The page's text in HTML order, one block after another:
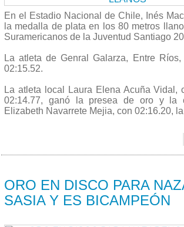
En el Estadio Nacional de Chile, Inés
la medalla de plata en los 80 metros
Suramericanos de la Juventud Santiago
La atleta de Genral Galarza, Entre
02:15.52.
La atleta local Laura Elena Acuña Vidal,
02:14.77, ganó la presea de oro y la
Elizabeth Navarrete Mejia, con 02:16.20,
ORO EN DISCO PARA
SASIA Y ES BICAMPEÓN